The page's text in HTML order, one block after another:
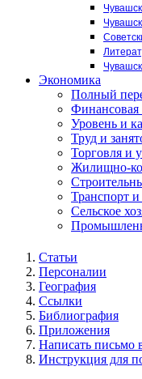
Экономика
Полный
Финансовая
Уровень и
Труд и
Торговля и
Жилищно-
Транспорт и
Сельское
Статьи
Персоналии
География
Ссылки
Библиография
Приложения
Написать письмо
Инструкция для